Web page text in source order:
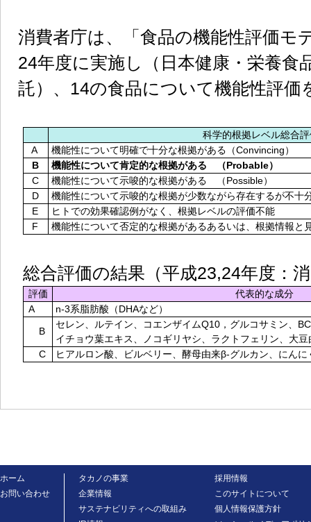
消費者庁は、「食品の機能性評価モ
24年度に実施し（日本健康・栄養食
託）、14の食品について機能性評価
科学的根拠レベル総合
A
機能性について明確で十分な根拠がある（Convincing）
B
機能性について肯定的な根拠がある （Probable）
C
機能性について示唆的な根拠がある （Possible）
D
機能性について示唆的な根拠が少数ながら存在するが不十
E
ヒトでの効果確認例がなく、根拠レベルの評価不能
F
機能性について否定的な根拠があるあるいは、根拠情報と
総合評価の結果（平成23,24年度：
評価
代表的な成分
A
n-3系脂肪酸（DHAなど）
B
セレン、ルテイン、コエンザイムQ10，グルコサミン、
イチョウ葉エキス、ノコギリヤシ、ラクトフェリン、大
C
ヒアルロン酸、ビルベリー、酵母由来β-グルカン、にんに
ホーム
お問い合わせ
タカノの事業
企業情報
サステナビリティへの取組み
採用情報
このサイトについて
個人情報保護方針